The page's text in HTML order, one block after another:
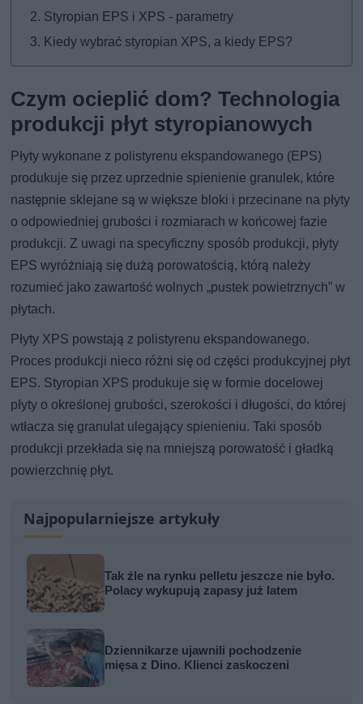
Styropian EPS i XPS - parametry
Kiedy wybrać styropian XPS, a kiedy EPS?
Czym ocieplić dom? Technologia
produkcji płyt styropianowych
Płyty wykonane z polistyrenu ekspandowanego (EPS)
produkuje się przez uprzednie spienienie granulek, które
następnie sklejane są w większe bloki i przecinane na płyty
o odpowiedniej grubości i rozmiarach w końcowej fazie
produkcji. Z uwagi na specyficzny sposób produkcji, płyty
EPS wyróżniają się dużą porowatością, którą należy
rozumieć jako zawartość wolnych „pustek powietrznych” w
płytach.
Płyty XPS powstają z polistyrenu ekspandowanego.
Proces produkcji nieco różni się od części produkcyjnej płyt
EPS. Styropian XPS produkuje się w formie docelowej
płyty o określonej grubości, szerokości i długości, do której
wtłacza się granulat ulegający spienieniu. Taki sposób
produkcji przekłada się na mniejszą porowatość i gładką
powierzchnię płyt.
Najpopularniejsze artykuły
Tak źle na rynku pelletu jeszcze nie było.
Polacy wykupują zapasy już latem
Dziennikarze ujawnili pochodzenie
mięsa z Dino. Klienci zaskoczeni